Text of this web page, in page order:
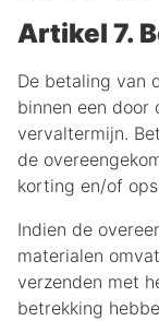
Artikel 7.
De betaling van
binnen een door
vervaltermijn.
de
korting en/of
Indien de
materialen
verzenden met
betrekking